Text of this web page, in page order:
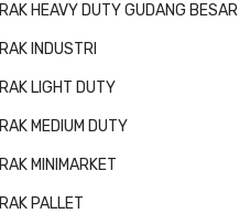
RAK HEAVY DUTY GUDANG BESAR
RAK INDUSTRI
RAK LIGHT DUTY
RAK MEDIUM DUTY
RAK MINIMARKET
RAK PALLET